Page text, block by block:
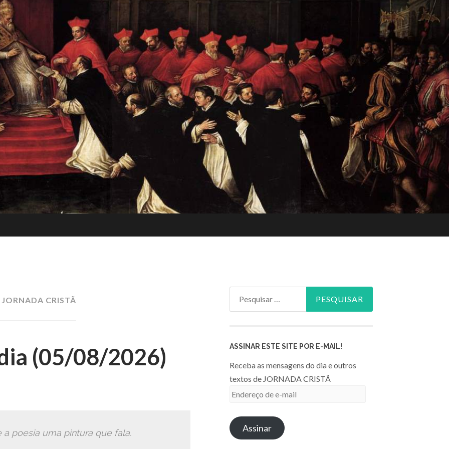
JO
RN
A
CRI
Para a
comunhão
com a
Santa Igreja
Católica
Romana
JORNADA CRISTÃ
(05/08/2026)
poesia uma pintura que fala.
ASSINAR ESTE SITE POR E-MAIL!
Receba as mensagens do dia e outros
textos de JORNADA CRISTÃ
Endereço
e-
mailAssinar